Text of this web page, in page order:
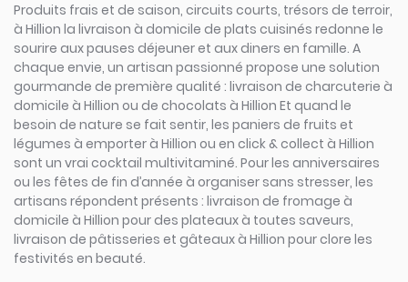
Produits frais et de saison, circuits courts, trésors de terroir,
à Hillion la livraison à domicile de plats cuisinés redonne le
sourire aux pauses déjeuner et aux diners en famille. A
chaque envie, un artisan passionné propose une solution
gourmande de première qualité : livraison de charcuterie à
domicile à Hillion ou de chocolats à Hillion Et quand le
besoin de nature se fait sentir, les paniers de fruits et
légumes à emporter à Hillion ou en click & collect à Hillion
sont un vrai cocktail multivitaminé. Pour les anniversaires
ou les fêtes de fin d’année à organiser sans stresser, les
artisans répondent présents : livraison de fromage à
domicile à Hillion pour des plateaux à toutes saveurs,
livraison de pâtisseries et gâteaux à Hillion pour clore les
festivités en beauté.